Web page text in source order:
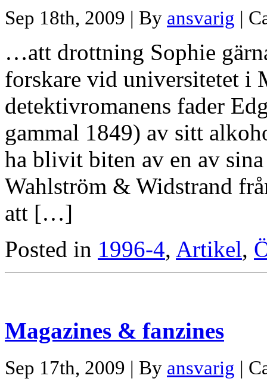
Sep 18th, 2009 | By ansvarig |
…att drottning Sophie
forskare vid universitetet i
detektivromanens fader
gammal 1849) av sitt
ha blivit biten av en av
Wahlström & Widstrand
att […]
Posted in 1996-4, Artikel,
Magazines & fanzines
Sep 17th, 2009 | By ansvarig |